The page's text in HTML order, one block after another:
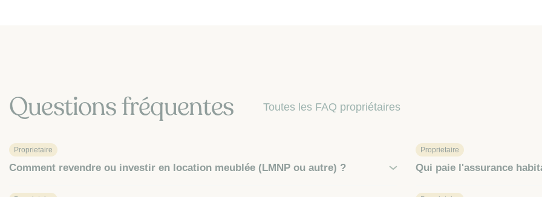
Questions fréquentes Toutes les FAQ propriétaires
Proprietaire
Comment revendre ou investir en location meublée (LMNP ou autre) ?
Proprietaire
Qui paie l'assurance